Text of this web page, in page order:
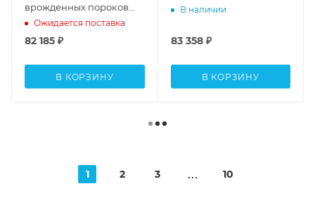
врожденных пороков
развития
Ожидается поставка
82 185 ₽
В КОРЗИНУ
В наличии
83 358₽
В КОРЗИНУ
1 2 3 10